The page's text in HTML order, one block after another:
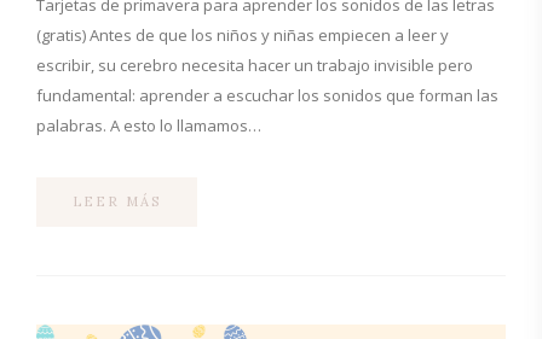
Tarjetas de primavera para aprender los sonidos de las letras
(gratis) Antes de que los niños y niñas empiecen a leer y
escribir, su cerebro necesita hacer un trabajo invisible pero
fundamental: aprender a escuchar los sonidos que forman las
palabras. A esto lo llamamos…
LEER MÁS